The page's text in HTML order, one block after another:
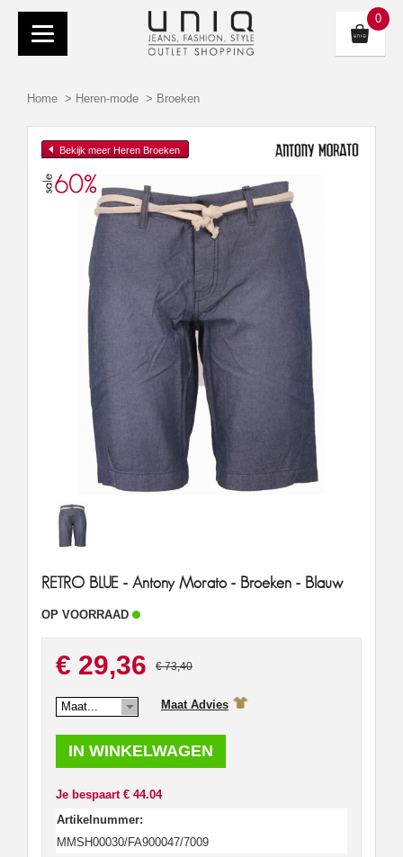
0
Home > Heren-mode > Broeken
Bekijk meer Heren Broeken
RETRO BLUE - Antony Morato - Broeken - Blauw
OP VOORRAAD
€ 29,36 € 73,40
Maat... Maat Advies
Je bespaart € 44.04
Artikelnummer:
MMSH00030/FA900047/7009